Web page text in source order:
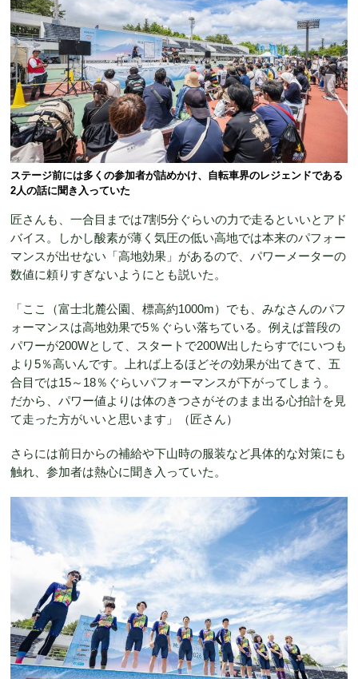
ステージ前には多くの参加者が詰めかけ、自転車界のレジェンドである
2人の話に聞き入っていた
匠さんも、一合目までは7割5分ぐらいの力で走るといいとアド
バイス。しかし酸素が薄く気圧の低い高地では本来のパフォー
マンスが出せない「高地効果」があるので、パワーメーターの
数値に頼りすぎないようにとも説いた。
「ここ（富士北麓公園、標高約1000m）でも、みなさんのパフ
ォーマンスは高地効果で5％ぐらい落ちている。例えば普段の
パワーが200Wとして、スタートで200W出したらすでにいつも
より5％高いんです。上れば上るほどその効果が出てきて、五
合目では15～18％ぐらいパフォーマンスが下がってしまう。
だから、パワー値よりは体のきつさがそのまま出る心拍計を見
て走った方がいいと思います」（匠さん）
さらには前日からの補給や下山時の服装など具体的な対策にも
触れ、参加者は熱心に聞き入っていた。